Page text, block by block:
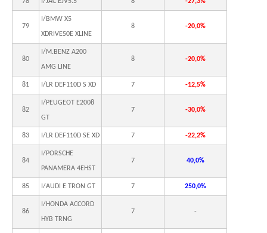
79
I/BMW X5
XDRIVE50E XLINE
8 -20,0%
80
I/M.BENZ A200
AMG LINE
8 -20,0%
81 I/LR DEF110D S XD 7 -12,5%
82
I/PEUGEOT E2008
GT
7 -30,0%
83 I/LR DEF110D SE XD 7 -22,2%
84
I/PORSCHE
PANAMERA 4EHST
7 40,0%
85 I/AUDI E TRON GT 7 250,0%
86
I/HONDA ACCORD
HYB TRNG
7 -